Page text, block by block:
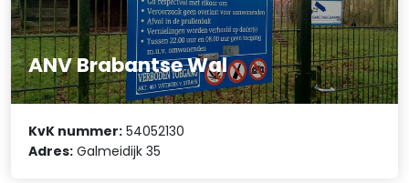
ANV Brabantse Wal
KvK nummer: 54052130
Adres: Galmeidijk 35